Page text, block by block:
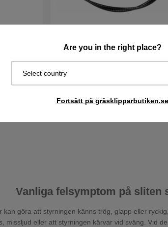
Are you in the right place?
Select country
Fortsätt på gräsklipparbutiken.se
16, 18,
213C, 214T, 214TC, 216, 318 mfl
Styrvajer ProFlex 18, 21, 422Ts,
422Ts AWD
I lager Köp
Vanliga felsymptom på sliten
kan göra att styrningen känns trög, glapp eller
missljud eller att styrningen kärvar vid sväng. Vid